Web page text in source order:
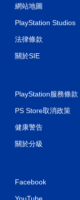
網站地圖
PlayStation Studios
法律條款
關於SIE
PlayStation服務條款
PS Store取消政策
健康警告
關於分級
Facebook
YouTube